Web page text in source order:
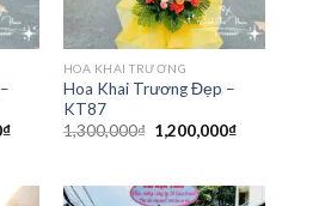
₫Giá
1,800,000₫.
HOA KHAI TRƯƠNG
Hoa Khai Trương Đẹp –
KT87
1,300,000₫ Giá
gốc
1,200,000₫Giá